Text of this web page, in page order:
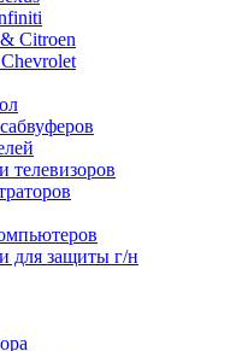
Citroen
телевизоров
для защиты г/н